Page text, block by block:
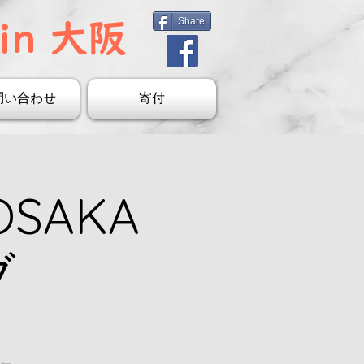
い合わせ 寄付
大阪 Share